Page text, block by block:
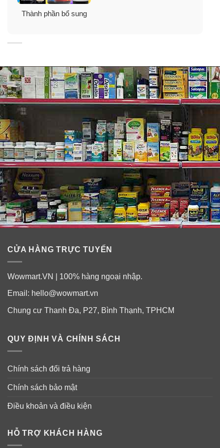
Thành phần viên uống giải độc gan
Hepalyse Alpha
Mỗi viên chứa
: Gan thủy phân 600mg, Gomishiekisu
(278mg thuốc bản địa) 50mg, (500mg thuốc bản địa)
71.5mg, Ryuutan cuối 50mg, vitamin B2 (riboflavin)
12mg, vitamin E acetate chiết xuất bột cam thảo 60mg.
Thành phần khác: D-mannitol, axit silixic Ca,
carmellose Ca, axit stearic Mg, gum arabic, cellulose,
đường, hypromellose, sulfate, Ca, pullulan, oxit sắt, đỏ
số 3, Blue số 1, sáp carnauba
– Có thể nước tiểu có màu vàng, vì đây là do thành
Thành phần bổ sung
CỬA HÀNG TRỰC TUYẾN
Wowmart.VN | 100% hàng ngoại nhập.
Email: hello@wowmart.vn
Chung cư Thanh Đa, P27, Bình Thạnh, TPHCM
QUY ĐỊNH VÀ CHÍNH SÁCH
Chính sách đổi trả hàng
Chính sách bảo mật
Điều khoản và điều kiện
HỖ TRỢ KHÁCH HÀNG